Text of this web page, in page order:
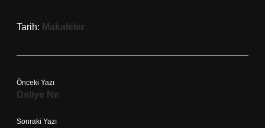
Tarih: Makaleler
Önceki Yazı
Deliye Ne
Sonraki Yazı